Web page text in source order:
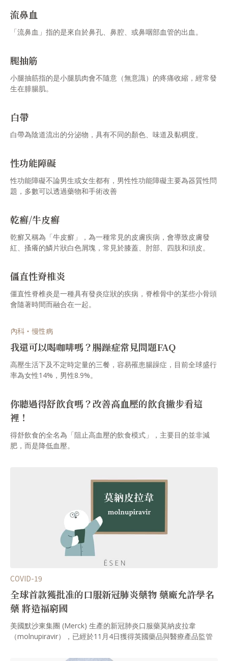
流鼻血
「流鼻血」指的是來自於鼻孔、鼻腔、或鼻咽部血管的出血。
腿抽筋
小腿抽筋指的是小腿肌肉會不隨意（無意識）的疼痛收縮，經常發
生在腓腸肌。
白帶
白帶為陰道流出的分泌物，具有不同的顏色、味道及黏稠度。
性功能障礙
性功能障礙不論男生或女生都有，男性性功能障礙主要為器質性問
題，多數可以透過藥物和手術改善
乾癬/牛皮癬
乾癬又稱為「牛皮癬」，為一種常見的皮膚疾病，會導致皮膚發
紅、搔癢的鱗片狀白色屑塊，常見於膝蓋、肘部、四肢和頭皮。
僵直性脊椎炎
僵直性脊椎炎是一種具有發炎症狀的疾病，脊椎骨中的某些小骨頭
會隨著時間而融合在一起。
內科・慢性病
我還可以喝咖啡嗎？腸躁症常見問題FAQ
高壓生活下及不定時定量的三餐，容易罹患腸躁症，目前全球盛行
率為女性14%，男性8.9%。
你聽過得舒飲食嗎？改善高血壓的飲食撇步看這
裡！
得舒飲食的全名為「阻止高血壓的飲食模式」，主要目的並非減
肥，而是降低血壓。
COVID-19
全球首款獲批准的口服新冠肺炎藥物 藥廠允許學名
藥 將造福窮國
美國默沙東集團 (Merck) 生產的新冠肺炎口服藥莫納皮拉韋
（molnupiravir），已經於11月4日獲得英國藥品與醫療產品監管
用這款新藥治療。默沙東集團指出，他們也已經向美國食品與藥物